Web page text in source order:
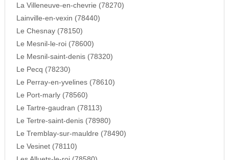
La Villeneuve-en-chevrie (78270)
Lainville-en-vexin (78440)
Le Chesnay (78150)
Le Mesnil-le-roi (78600)
Le Mesnil-saint-denis (78320)
Le Pecq (78230)
Le Perray-en-yvelines (78610)
Le Port-marly (78560)
Le Tartre-gaudran (78113)
Le Tertre-saint-denis (78980)
Le Tremblay-sur-mauldre (78490)
Le Vesinet (78110)